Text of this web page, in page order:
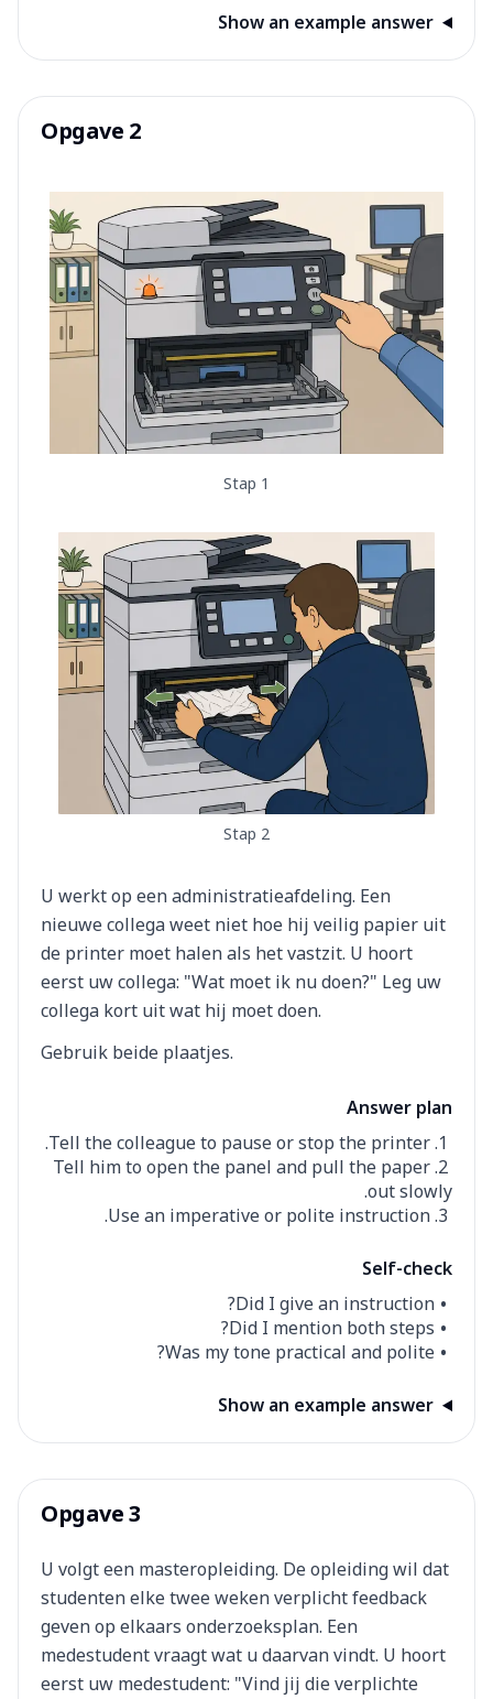
Show an example answer
Opgave 2
Stap 1
Stap 2
U werkt op een administratieafdeling. Een
nieuwe collega weet niet hoe hij veilig papier uit
de printer moet halen als het vastzit. U hoort
eerst uw collega: "Wat moet ik nu doen?" Leg uw
collega kort uit wat hij moet doen.
Gebruik beide plaatjes.
Answer plan
Tell the colleague to pause or stop the printer.
Tell him to open the panel and pull the paper
out slowly.
Use an imperative or polite instruction.
Self-check
Did I give an instruction?
Did I mention both steps?
Was my tone practical and polite?
Show an example answer
Opgave 3
U volgt een masteropleiding. De opleiding wil dat
studenten elke twee weken verplicht feedback
geven op elkaars onderzoeksplan. Een
medestudent vraagt wat u daarvan vindt. U hoort
eerst uw medestudent: "Vind jij die verplichte